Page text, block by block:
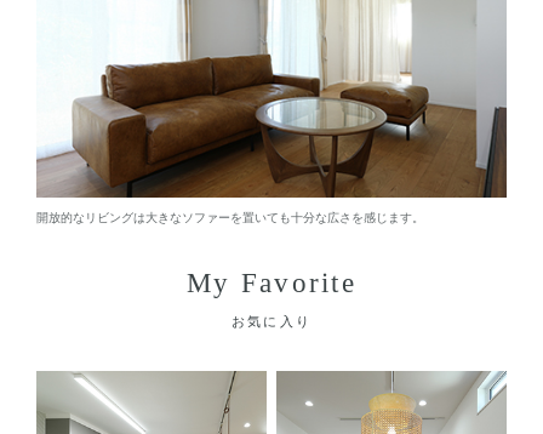
開放的なリビングは大きなソファーを置いても十分な広さを感じます。
My Favorite
お気に入り